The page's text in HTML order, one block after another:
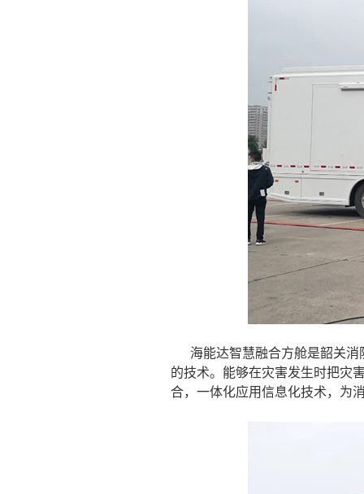
海能达智慧融合方舱是韶关
的技术。能够在灾害发生时把灾
合，一体化应用信息化技术，为